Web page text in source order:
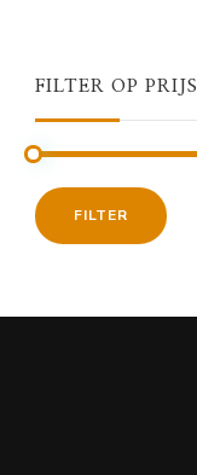
FILTER OP PRIJS
FILTER